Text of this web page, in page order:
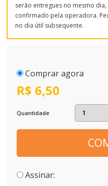
serão entregues no mesmo
confirmado pela operadora.
no dia útil subsequente.
Comprar agora
R$ 6,50
Quantidade
Assinar: